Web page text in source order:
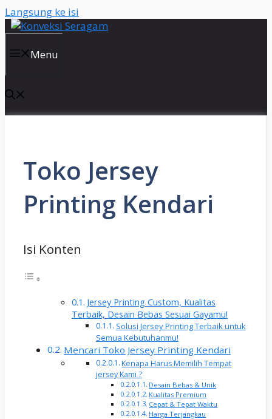
Langsung ke isi
Menu
Toko Jersey
Printing Kendari
Isi Konten
Jersey Printing Custom, Kualitas
Terbaik, Desain Bebas Sesuai Gayamu!
Solusi Jersey Printing Terbaik untuk
Semua Kebutuhanmu!
Mencari Toko Jersey Printing Kendari
Kenapa Harus Memilih Tempat
jersey Kami ?
Desain Bebas & Unik
Kualitas Premium
Cepat & Tepat Waktu
Harga Terjangkau